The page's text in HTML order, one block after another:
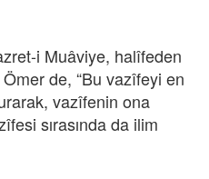
i Muâviye, halîfeden
de, “Bu vazîfeyi en
vazîfenin ona
sırasında da ilim